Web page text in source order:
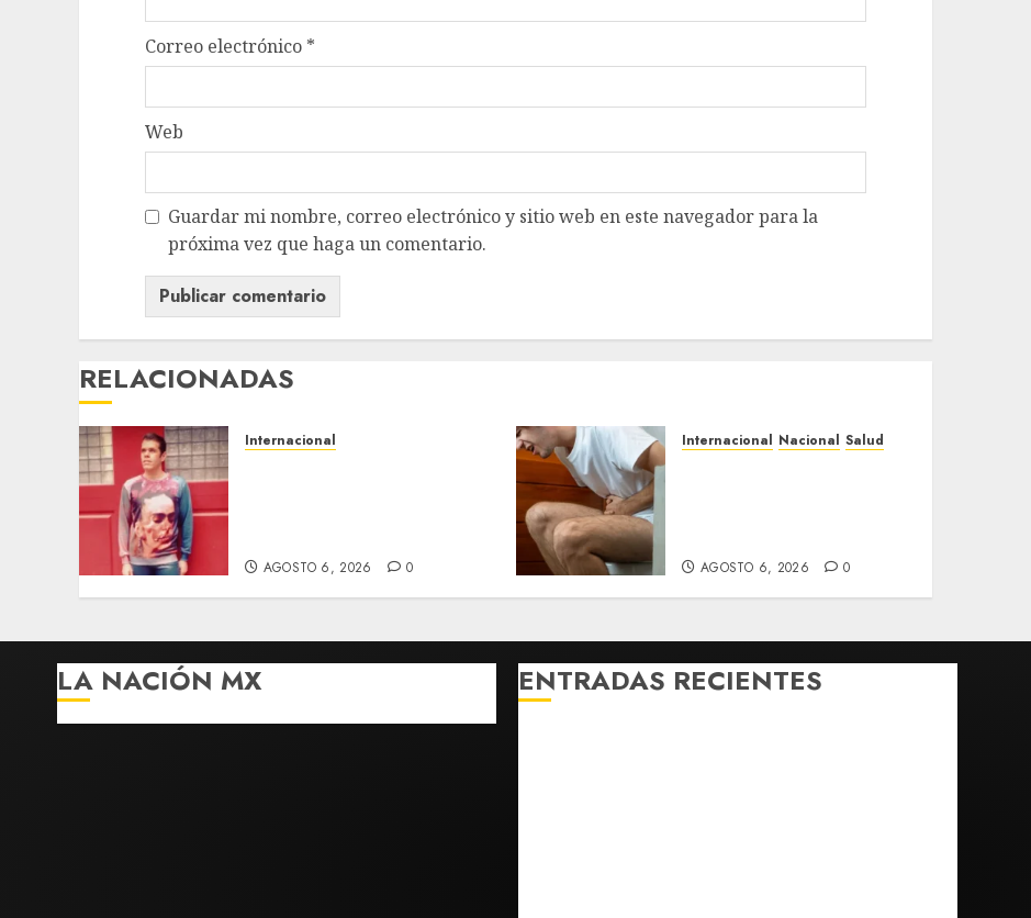
Correo electrónico *
Web
Guardar mi nombre, correo electrónico y sitio web en este navegador para la
próxima vez que haga un comentario.
RELACIONADAS
Internacional
AGOSTO 6, 2026 0
Internacional Nacional Salud
AGOSTO 6, 2026 0
LA NACIÓN MX ENTRADAS RECIENTES